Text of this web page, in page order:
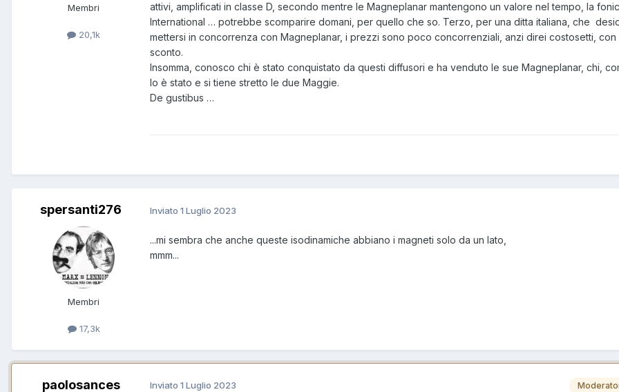
Membri
20,1k
attivi, amplificati in classe D, secondo mentre le Magneplanar mantengono un valore nel tempo, la
International … potrebbe scomparire domani, per quello che so. Terzo, per una ditta italiana, che
mettersi in concorrenza con Magneplanar, i prezzi sono poco concorrenziali, anzi direi costosetti, con
sconto.
Insomma, conosco chi è stato conquistato da questi diffusori e ha venduto le sue Magneplanar, chi,
lo è stato e si tiene stretto le due Maggie.
De gustibus …
spersanti276
Membri
17,3k
Inviato 1 Luglio 2023
...mi sembra che anche queste isodinamiche abbiano i magneti solo da un lato,
mmm...
paolosances Inviato 1 Luglio 2023